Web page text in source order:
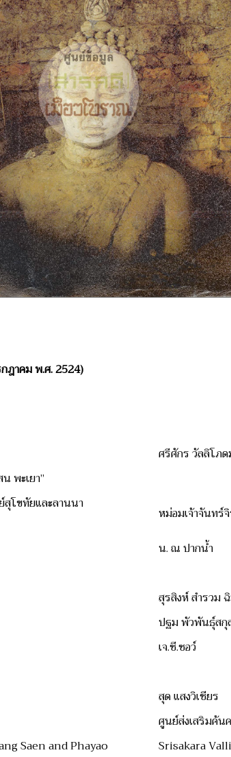
ฎาคม พ.ศ. 2524)
ศรีศักร วัลลิโภ
พะเยา”
สุโขทัยและลานนา
หม่อมเจ้าจันทร์
น. ณ ปากน้ำ
สุรสิงห์ สำรวม
ปฐม พัวพันธุ์สกุ
เจ.ซี.ซอว์
สุด แสงวิเชียร
ศูนย์ส่งเสริมค้น
Saen and Phayao
Srisakara